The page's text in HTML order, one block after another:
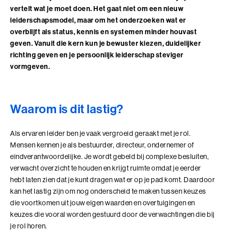
NIEUW
Leiderschap, Mens en Technologie
vraagstukken waar mens en technologie
Leer technologie verbinden aan de koers, inrichting
en doel van je organisatie
Voor leiders en strategische professionals die
richting geven aan een organisatiecontext die door
technologie verandert
4 modules in 7 dagen
10+ jaar werkervaring
Verdiepend leiderschap
Cultuur en leiderschapsontwikkeling
Maatschappelijke impact
Benieuwd wat we voor jouw organisatie
kunnen betekenen?
Coach opleidingen
Coach Practitioner
De Teamcoach
Werken bij
Wij zoeken collega's
Kom jij ons team versterken?
Bekijk onze vacatures
Bezoek ons in Noordwijk of Driebergen
Adresgegevens
vertelt wat je moet doen. Het gaat niet om een nieuw
leiderschapsmodel, maar om het onderzoeken wat er
overblijft als status, kennis en systemen minder houvast
geven. Vanuit die kern kun je bewuster kiezen, duidelijker
richting geven en je persoonlijk leiderschap steviger
vormgeven.
Waarom is dit lastig?
Als ervaren leider ben je vaak vergroeid geraakt met je rol.
Mensen kennen je als bestuurder, directeur, ondernemer of
eindverantwoordelijke. Je wordt gebeld bij complexe besluiten,
verwacht overzicht te houden en krijgt ruimte omdat je eerder
hebt laten zien dat je kunt dragen wat er op je pad komt. Daardoor
kan het lastig zijn om nog onderscheid te maken tussen keuzes
die voortkomen uit jouw eigen waarden en overtuigingen en
keuzes die vooral worden gestuurd door de verwachtingen die bij
je rol horen.